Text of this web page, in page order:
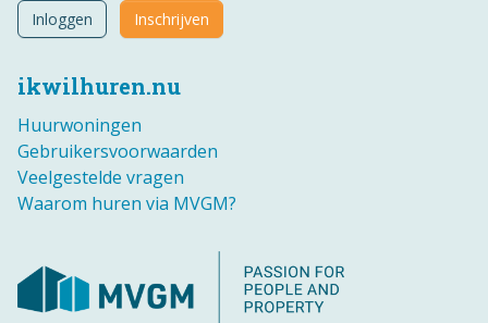
ikwilhuren.nu
Huurwoningen
Gebruikersvoorwaarden
Veelgestelde vragen
Waarom huren via MVGM?
Inloggen Inschrijven